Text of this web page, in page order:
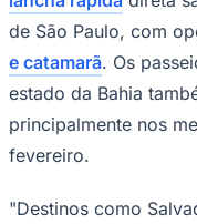
antecipada, pois,
informado sobre os
viagem com
Entre os diferenciais
Brasil, o profissional